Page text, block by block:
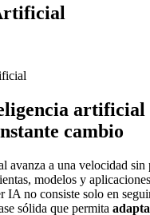
artificial
cambio
avanza a una velocidad sin
modelos y
IA no consiste solo en
sólida que permita